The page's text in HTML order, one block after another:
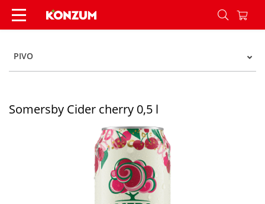
Somersby Cider cherry 0,5 l - Konzum
PIVO
Somersby Cider cherry 0,5 l